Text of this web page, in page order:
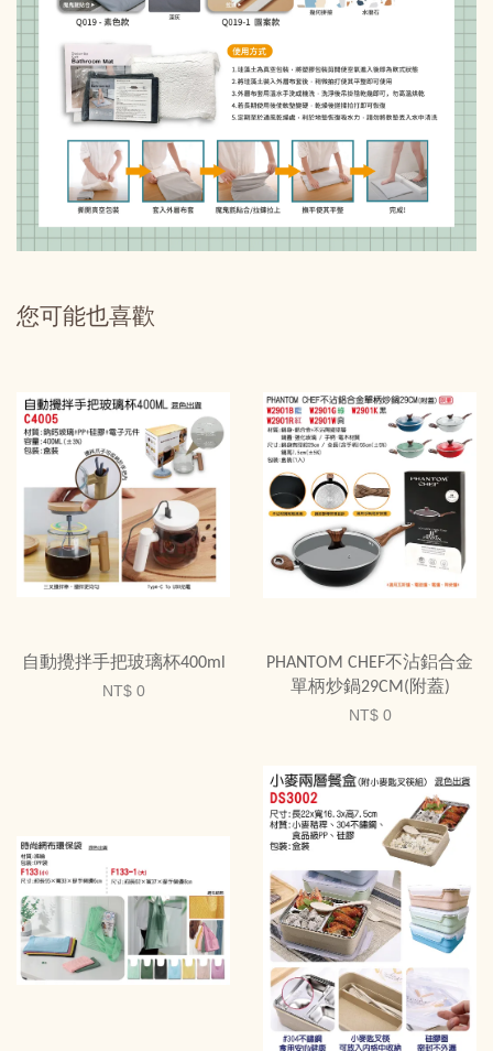
您可能也喜歡
自動攪拌手把玻璃杯400ml
NT$ 0
PHANTOM CHEF不沾鋁合金
單柄炒鍋29CM(附蓋)
NT$ 0